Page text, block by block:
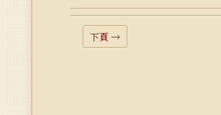
下頁 →